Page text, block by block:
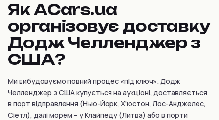
Як ACars.ua
організовує доставку
Додж Челленджер з
США?
Ми вибудовуємо повний процес «під ключ». Додж
Челленджер з США купується на аукціоні, доставляється
в порт відправлення (Нью-Йорк, Х'юстон, Лос-Анджелес,
Сіетл), далі морем – у Клайпеду (Литва) або в порти